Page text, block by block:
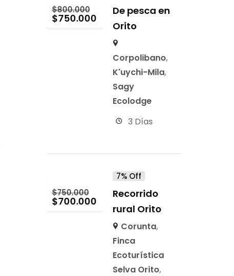
$800.000
$750.000
De pesca en
Orito
Corpolibano,
K'uychi-Mila,
Sagy
Ecolodge
3 Días
$750.000
$700.000
7% Off
Recorrido
rural Orito
Corunta,
Finca
Ecoturística
Selva Orito,